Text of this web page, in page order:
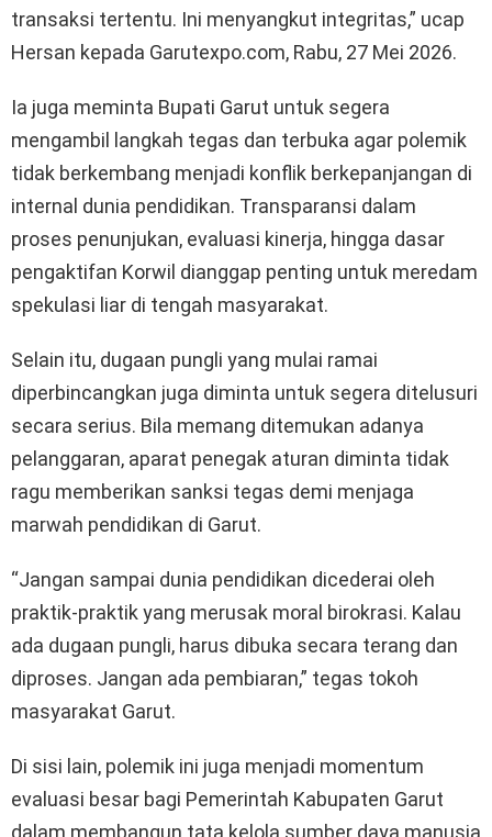
transaksi tertentu. Ini menyangkut integritas,” ucap
Hersan kepada Garutexpo.com, Rabu, 27 Mei 2026.
Ia juga meminta Bupati Garut untuk segera
mengambil langkah tegas dan terbuka agar polemik
tidak berkembang menjadi konflik berkepanjangan di
internal dunia pendidikan. Transparansi dalam
proses penunjukan, evaluasi kinerja, hingga dasar
pengaktifan Korwil dianggap penting untuk meredam
spekulasi liar di tengah masyarakat.
Selain itu, dugaan pungli yang mulai ramai
diperbincangkan juga diminta untuk segera ditelusuri
secara serius. Bila memang ditemukan adanya
pelanggaran, aparat penegak aturan diminta tidak
ragu memberikan sanksi tegas demi menjaga
marwah pendidikan di Garut.
“Jangan sampai dunia pendidikan dicederai oleh
praktik-praktik yang merusak moral birokrasi. Kalau
ada dugaan pungli, harus dibuka secara terang dan
diproses. Jangan ada pembiaran,” tegas tokoh
masyarakat Garut.
Di sisi lain, polemik ini juga menjadi momentum
evaluasi besar bagi Pemerintah Kabupaten Garut